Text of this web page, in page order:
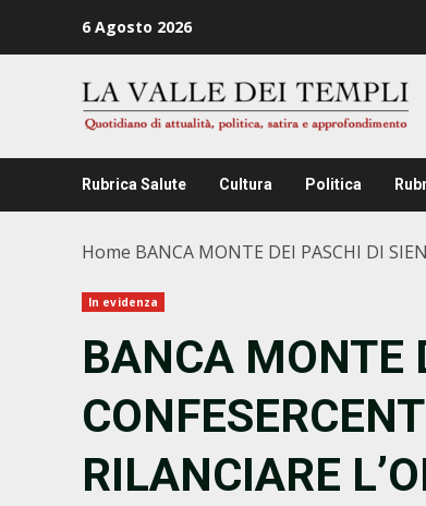
6 Agosto 2026
Rubrica Salute Cultura Politica
Home BANCA MONTE DEI PASCHI DI
In evidenza
BANCA MONTE
RILANCIARE